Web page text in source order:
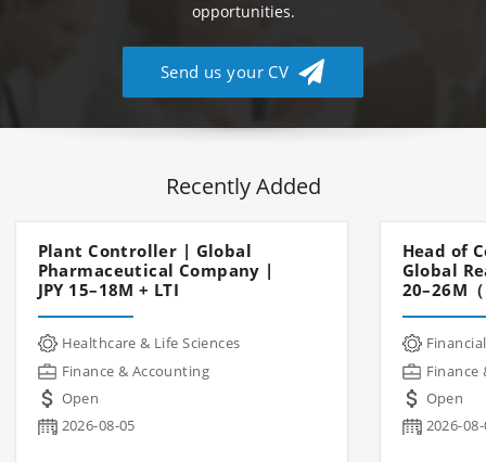
opportunities.
Send us your CV
Recently Added
Plant Controller | Global
Pharmaceutical Company |
JPY 15–18M + LTI
Healthcare & Life Sciences
Finance & Accounting
Open
2026-08-05
Head of
Global
20–26M（
Finance
Open
2026-